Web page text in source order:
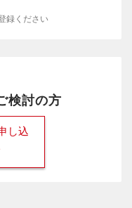
録ください
検討の方
し込